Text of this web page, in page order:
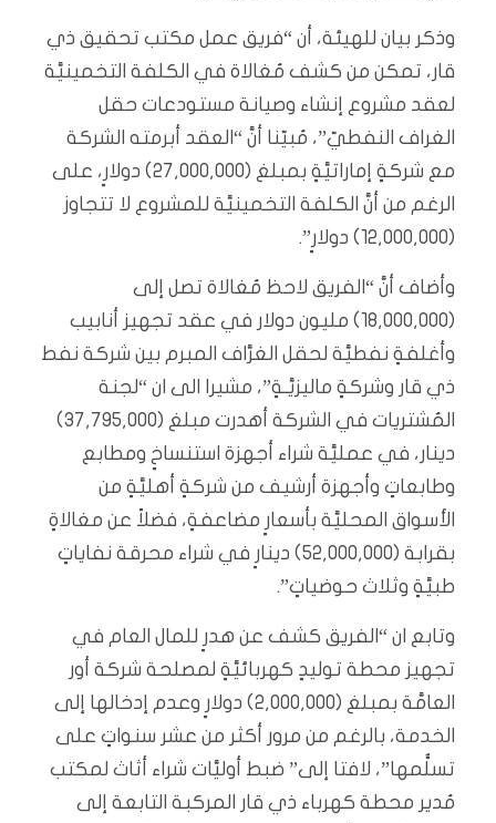
وذكر بيان للهيئة، أن “فريق عمل مكتب تحقيق ذي
قار، تمكن من كشف مُغالاة في الكلفة التخمينيَّة
لعقد مشروع إنشاء وصيانة مستودعات حقل
الغراف النفطيّ”، مُبيّنا أنَّ “العقد أبرمته الشركة
مع شركةٍ إماراتيَّةٍ بمبلغ (27,000,000) دولارٍ، على
الرغم من أنَّ الكلفة التخمينيَّة للمشروع لا تتجاوز
(12,000,000) دولارٍ”.
وأضاف أنَّ “الفريق لاحظ مُغالاة تصل إلى
(18,000,000) مليون دولار في عقد تجهيز أنابيب
وأغلفةٍ نفطيَّة لحقل الغرَّاف المبرم بين شركة نفط
ذي قار وشركةٍ ماليزيَّـةٍ”، مشيرا الى ان “لجنة
المُشتريات في الشركة أهدرت مبلغ (37,795,000)
دينار، في عمليَّة شراء أجهزة استنساخٍ ومطابع
وطابعاتٍ وأجهزة أرشيف من شركةٍ أهليَّةٍ من
الأسواق المحليَّة بأسعارٍ مضاعفةٍ، فضلاً عن مغالاةٍ
بقرابة (52,000,000) دينارٍ في شراء محرقة نفاياتٍ
طبيَّةٍ وثلاث حوضياتٍ”.
وتابع ان “الفريق كشف عن هدرٍ للمال العام في
تجهيز محطة توليدٍ كهربائيَّةٍ لمصلحة شركة أور
العامَّة بمبلغ (2,000,000) دولارٍ وعدم إدخالها إلى
الخدمة، بالرغم من مرور أكثر من عشر سنواتٍ على
تسلُّمها”، لافتا إلى” ضبط أوليَّات شراء أثاث لمكتب
مُدير محطة كهرباء ذي قار المركبة التابعة إلى